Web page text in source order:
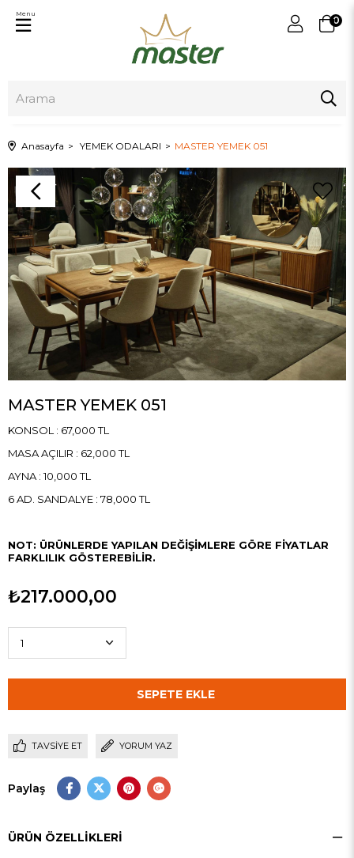
0
Menu
Anasayfa YEMEK ODALARI MASTER YEMEK 051
MASTER YEMEK 051
KONSOL : 67,000 TL
MASA AÇILIR : 62,000 TL
AYNA : 10,000 TL
6 AD. SANDALYE : 78,000 TL
NOT: ÜRÜNLERDE YAPILAN DEĞİŞİMLERE GÖRE FİYATLAR
FARKLILIK GÖSTEREBİLİR.
₺217.000,00
TAVSIYE ET YORUM YAZ
Paylaş
ÜRÜN ÖZELLIKLERI